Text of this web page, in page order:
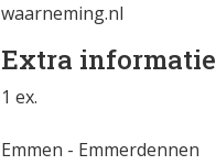
waarneming.nl
Extra informatie
1 ex.
Emmen - Emmerdennen